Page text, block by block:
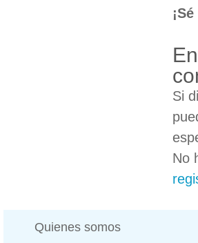
Si
No
Quienes somos